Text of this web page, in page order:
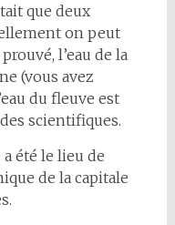
que deux
on peut
l’eau de la
(vous avez
du fleuve est
scientifiques.
été le lieu de
de la capitale